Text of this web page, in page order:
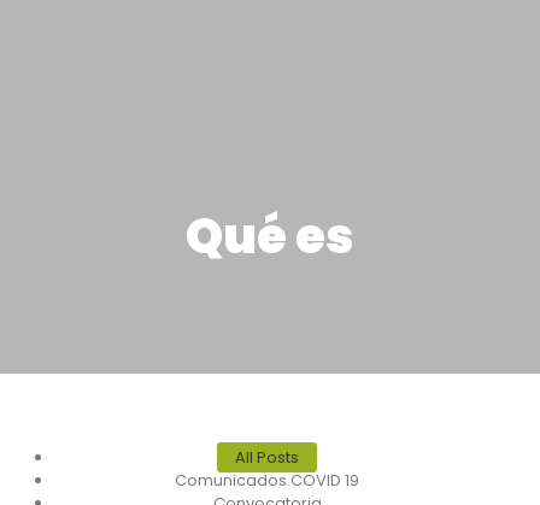
Qué es
All Posts
Comunicados COVID 19